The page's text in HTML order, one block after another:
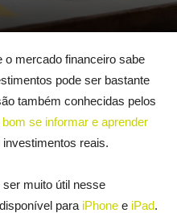
mercado financeiro sabe
pode ser bastante
também conhecidas pelos
se informar e aprender
reais.
muito útil nesse
para iPhone e iPad.